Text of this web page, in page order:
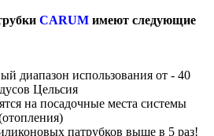
CARUM имеют следующие
диапазон использования от - 40
Цельсия
на посадочные места системы
патрубков выше в 5 раз!